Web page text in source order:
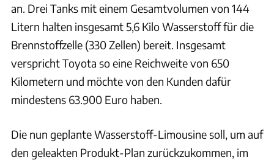
an. Drei Tanks mit einem Gesamtvolumen von 144
Litern halten insgesamt 5,6 Kilo Wasserstoff für die
Brennstoffzelle (330 Zellen) bereit. Insgesamt
verspricht Toyota so eine Reichweite von 650
Kilometern und möchte von den Kunden dafür
mindestens 63.900 Euro haben.
Die nun geplante Wasserstoff-Limousine soll, um auf
den geleakten Produkt-Plan zurückzukommen, im